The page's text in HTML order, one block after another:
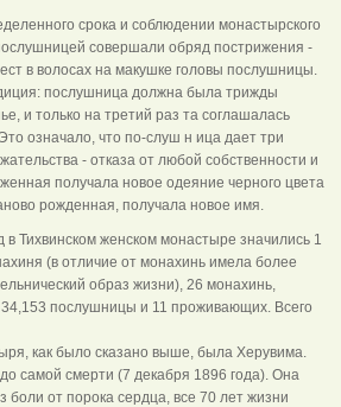
срока и соблюдении монастырского
совершали обряд пострижения -
в волосах на макушке головы послушницы.
послушница должна была трижды
и только на третий раз та соглашалась
означало, что по-слуш н ица дает три
- отказа от любой собственности и
получала новое одеяние черного цвета
рожденная, получала новое имя.
в Тихвинском женском монастыре значились 1
(в отличие от монахинь имела более
образ жизни), 26 монахинь,
послушницы и 11 проживающих. Всего
как было сказано выше, была Херувима.
самой смерти (7 декабря 1896 года). Она
боли от порока сердца, все 70 лет жизни